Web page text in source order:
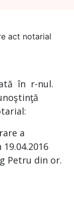
act notarial
în r-nul.
a
Petru din or.